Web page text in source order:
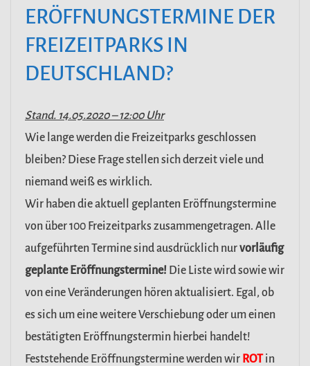
ERÖFFNUNGSTERMINE DER
FREIZEITPARKS IN
DEUTSCHLAND?
Stand. 14.05.2020 – 12:00 Uhr
Wie lange werden die Freizeitparks geschlossen
bleiben? Diese Frage stellen sich derzeit viele und
niemand weiß es wirklich.
Wir haben die aktuell geplanten Eröffnungstermine
von über 100 Freizeitparks zusammengetragen. Alle
aufgeführten Termine sind ausdrücklich nurvorläufig
geplante Eröffnungstermine! Die Liste wird sowie wir
von eine Veränderungen hören aktualisiert. Egal, ob
es sich um eine weitere Verschiebung oder um einen
bestätigten Eröffnungstermin hierbei handelt!
Feststehende Eröffnungstermine werden wir ROTin